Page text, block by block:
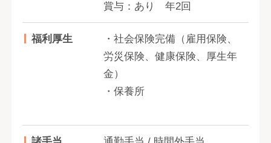
賞与：あり 年2回
福利厚生
・社会保険完備（雇用保険、
労災保険、健康保険、厚生年
金）
・保養所